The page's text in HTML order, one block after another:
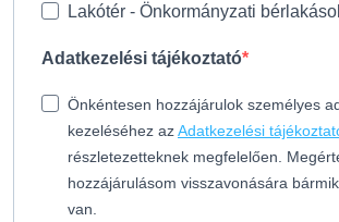
Lakótér - Önkormányzati
Adatkezelési tájékoztató
Önkéntesen hozzájárulok személyes
kezeléséhez azAdatkezelési
részletezetteknek megfelelően.
hozzájárulásom visszavonására
van.